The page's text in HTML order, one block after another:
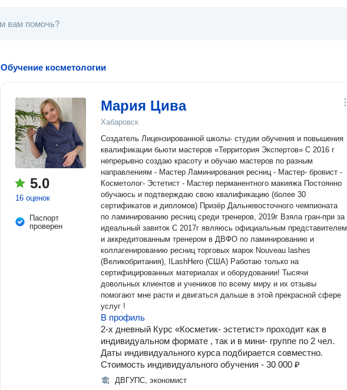
Обучение косметологии
5.0
16 оценок
Паспорт
проверен
Мария Цива
Хабаровск
Создатель Лицензированной школы- студии обучения и повышения
квалификации бьюти мастеров «Территория Экспертов» С 2016 г
непрерывно создаю красоту и обучаю мастеров по разным
направлениям - Мастер Ламинирования ресниц - Мастер- бровист -
Косметолог- Эстетист - Мастер перманентного макияжа Постоянно
обучаюсь и подтверждаю свою квалификацию (более 30
сертификатов и дипломов) Призёр Дальневосточного чемпионата
по ламинированию ресниц среди тренеров, 2019г Взяла гран-при за
идеальный завиток С 2017г являюсь официальным представителем
и аккредитованным тренером в ДВФО по ламинированию и
коллагенированию ресниц торговых марок Nouveau lashes
(Великобритания), ILashHero (США) Работаю только на
сертифицированных материалах и оборудовании! Тысячи
довольных клиентов и учеников по всему миру и их отзывы
помогают мне расти и двигаться дальше в этой прекрасной сфере
услуг !
В профиль
2-х дневный Курс «Косметик- эстетист» проходит как в
индивидуальном формате , так и в мини- группе по 2 чел.
Даты индивидуального курса подбирается совместно.
Стоимость индивидуального обучения - 30 000 ₽
ДВГУПС, экономист